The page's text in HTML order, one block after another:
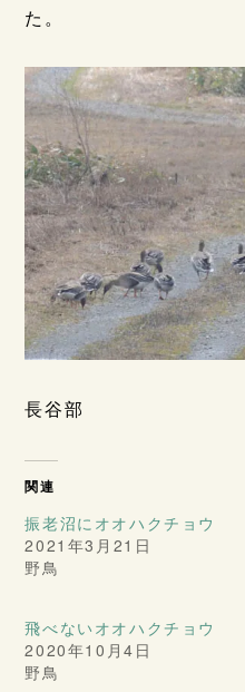
た。
長谷部
関連
振老沼にオオハクチョウ
2021年3月21日
野鳥
飛べないオオハクチョウ
2020年10月4日
野鳥